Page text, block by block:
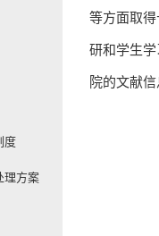
度
理方案
等方面取
研和学生
院的文献